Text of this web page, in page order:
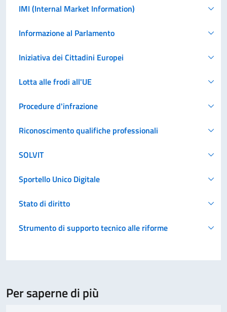
IMI (Internal Market Information)
Informazione al Parlamento
Iniziativa dei Cittadini Europei
Lotta alle frodi all'UE
Procedure d'infrazione
Riconoscimento qualifiche professionali
SOLVIT
Sportello Unico Digitale
Stato di diritto
Strumento di supporto tecnico alle riforme
Per saperne di più